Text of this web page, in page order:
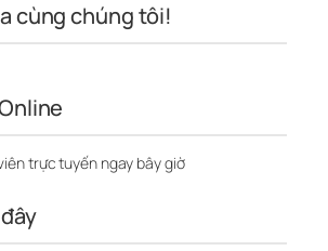
cùng chúng tôi!
trực tuyến ngay bây giờ